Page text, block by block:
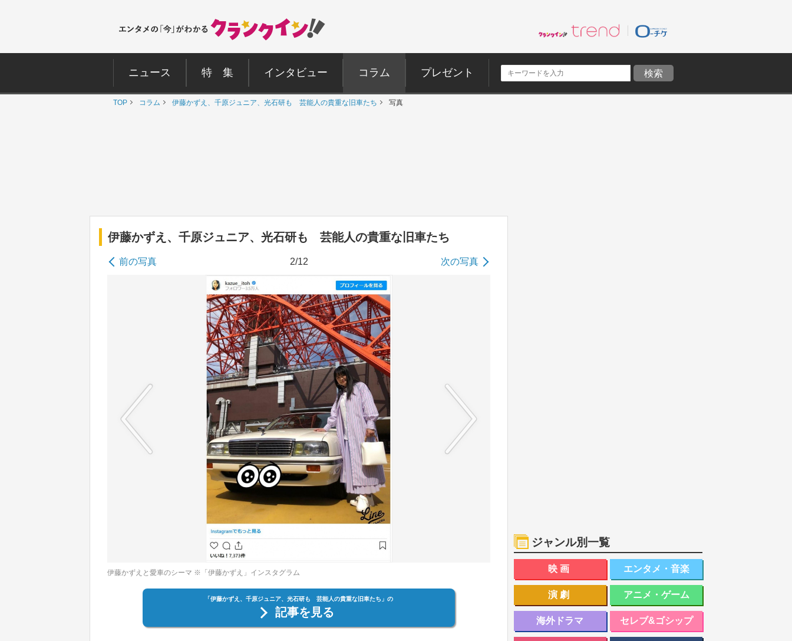
ニュース 特 集 インタビュー コラム プレゼント
TOP コラム 伊藤かずえ、千原ジュニア、光石研も 芸能人の貴重な旧車たち 写真
伊藤かずえ、千原ジュニア、光石研も 芸能人の貴重な旧車たち
前の写真 2/12 次の写真
伊藤かずえと愛車のシーマ ※「伊藤かずえ」インスタグラム
「伊藤かずえ、千原ジュニア、光石研も 芸能人の貴重な旧車たち」の
記事を見る
ジャンル別一覧
映画 エンタメ・音楽
演劇 アニメ・ゲーム
海外ドラマ セレブ&ゴシップ